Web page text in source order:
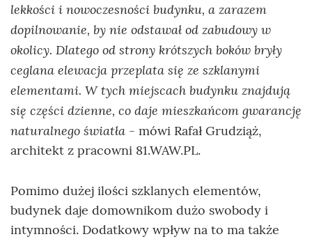
lekkości i nowoczesności budynku, a zarazem
dopilnowanie, by nie odstawał od zabudowy w
okolicy. Dlatego od strony krótszych boków bryły
ceglana elewacja przeplata się ze szklanymi
elementami. W tych miejscach budynku znajdują
się części dzienne, co daje mieszkańcom gwarancję
naturalnego światła - mówi Rafał Grudziąż,
architekt z pracowni 81.WAW.PL.
Pomimo dużej ilości szklanych elementów,
budynek daje domownikom dużo swobody i
intymności. Dodatkowy wpływ na to ma także